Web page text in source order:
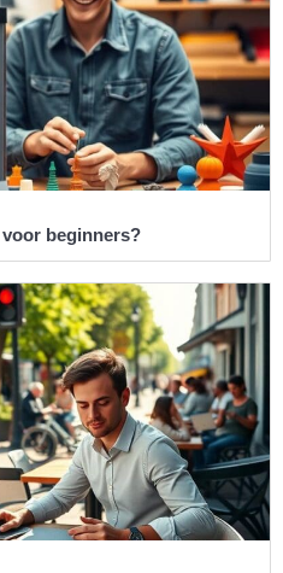
beginners?